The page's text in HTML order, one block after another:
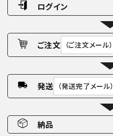
ログイン
ご注文 （ご注文メール）
発送 （発送完了メール）
納品